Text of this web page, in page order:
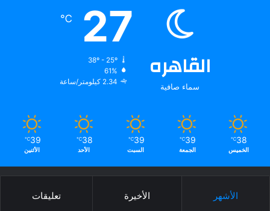
القاهره
سماء صافية
27
℃
38º - 25º
61%
2.34 كيلومتر/ساعة
38
℃
الخميس
39
℃
الجمعة
39
℃
السبت
38
℃
الأحد
39
℃
الأثنين
الأشهر الأخيرة تعليقات